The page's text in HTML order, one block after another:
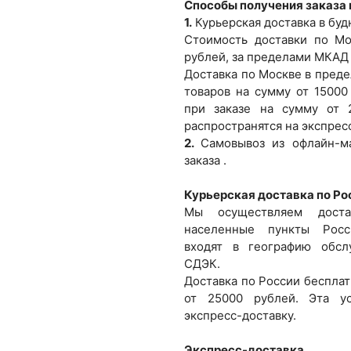
Способы получения
1. Курьерская доставка в
Стоимость доставки по
рублей, за пределами
Доставка по Москве в
товаров на сумму от
при заказе на сумму от
распространятся на
2. Самовывоз из офлайн-
заказа .
Курьерская доставка по
Мы осуществляем
населенные пункты
входят в географию
СДЭК.
Доставка по России
от 25000 рублей. Эта
экспресс-доставку.